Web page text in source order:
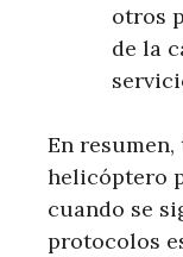
otros
de la
En
helicóptero
cuando se
protocolos